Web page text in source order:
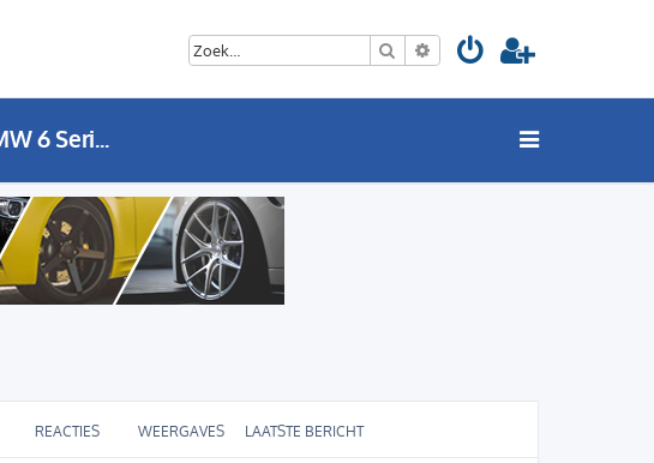
Zoek Uitgebreid zoeken
BMW 6 Serie (E63 / E64) DIY: Do It Yourself
REACTIES WEERGAVES LAATSTE BERICHT